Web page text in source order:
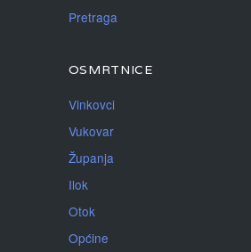
Pretraga
OSMRTNICE
Vinkovci
Vukovar
Županja
Ilok
Otok
Općine